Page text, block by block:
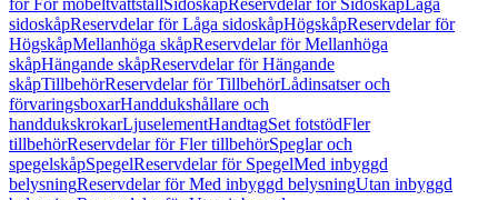
för För möbeltvättställSidoskåpReservdelar för SidoskåpLåga
sidoskåpReservdelar för Låga sidoskåpHögskåpReservdelar för
HögskåpMellanhöga skåpReservdelar för Mellanhöga
skåpHängande skåpReservdelar för Hängande
skåpTillbehörReservdelar för TillbehörLådinsatser och
förvaringsboxarHanddukshållare och
handdukskrokarLjuselementHandtagSet fotstödFler
tillbehörReservdelar för Fler tillbehörSpeglar och
spegelskåpSpegelReservdelar för SpegelMed inbyggd
belysningReservdelar för Med inbyggd belysningUtan inbyggd